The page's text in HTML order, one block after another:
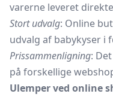
varerne leveret
Stort udvalg: Online
udvalg af babykyser i
Prissammenligning:
på forskellige
Ulemper ved online